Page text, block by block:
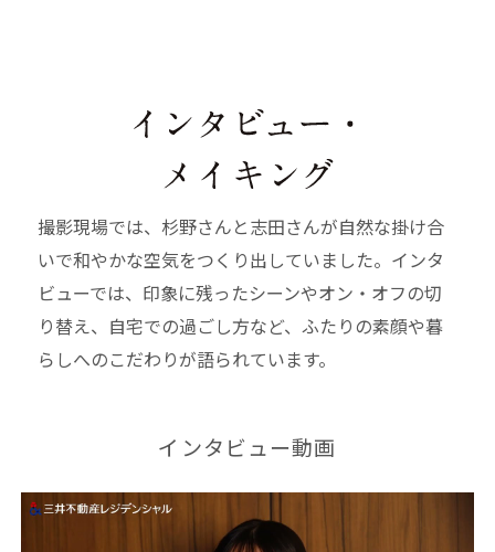
撮影現場では、杉野さんと志田さんが自然な掛け合
いで和やかな空気をつくり出していました。インタ
ビューでは、印象に残ったシーンやオン・オフの切
り替え、自宅での過ごし方など、ふたりの素顔や暮
らしへのこだわりが語られています。
インタビュー動画